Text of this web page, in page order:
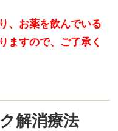
、お薬を飲んでいる
ますので、ご了承く
解消療法